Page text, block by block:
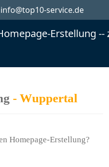
service.de
- Wuppertal
Homepage-Erstellung?